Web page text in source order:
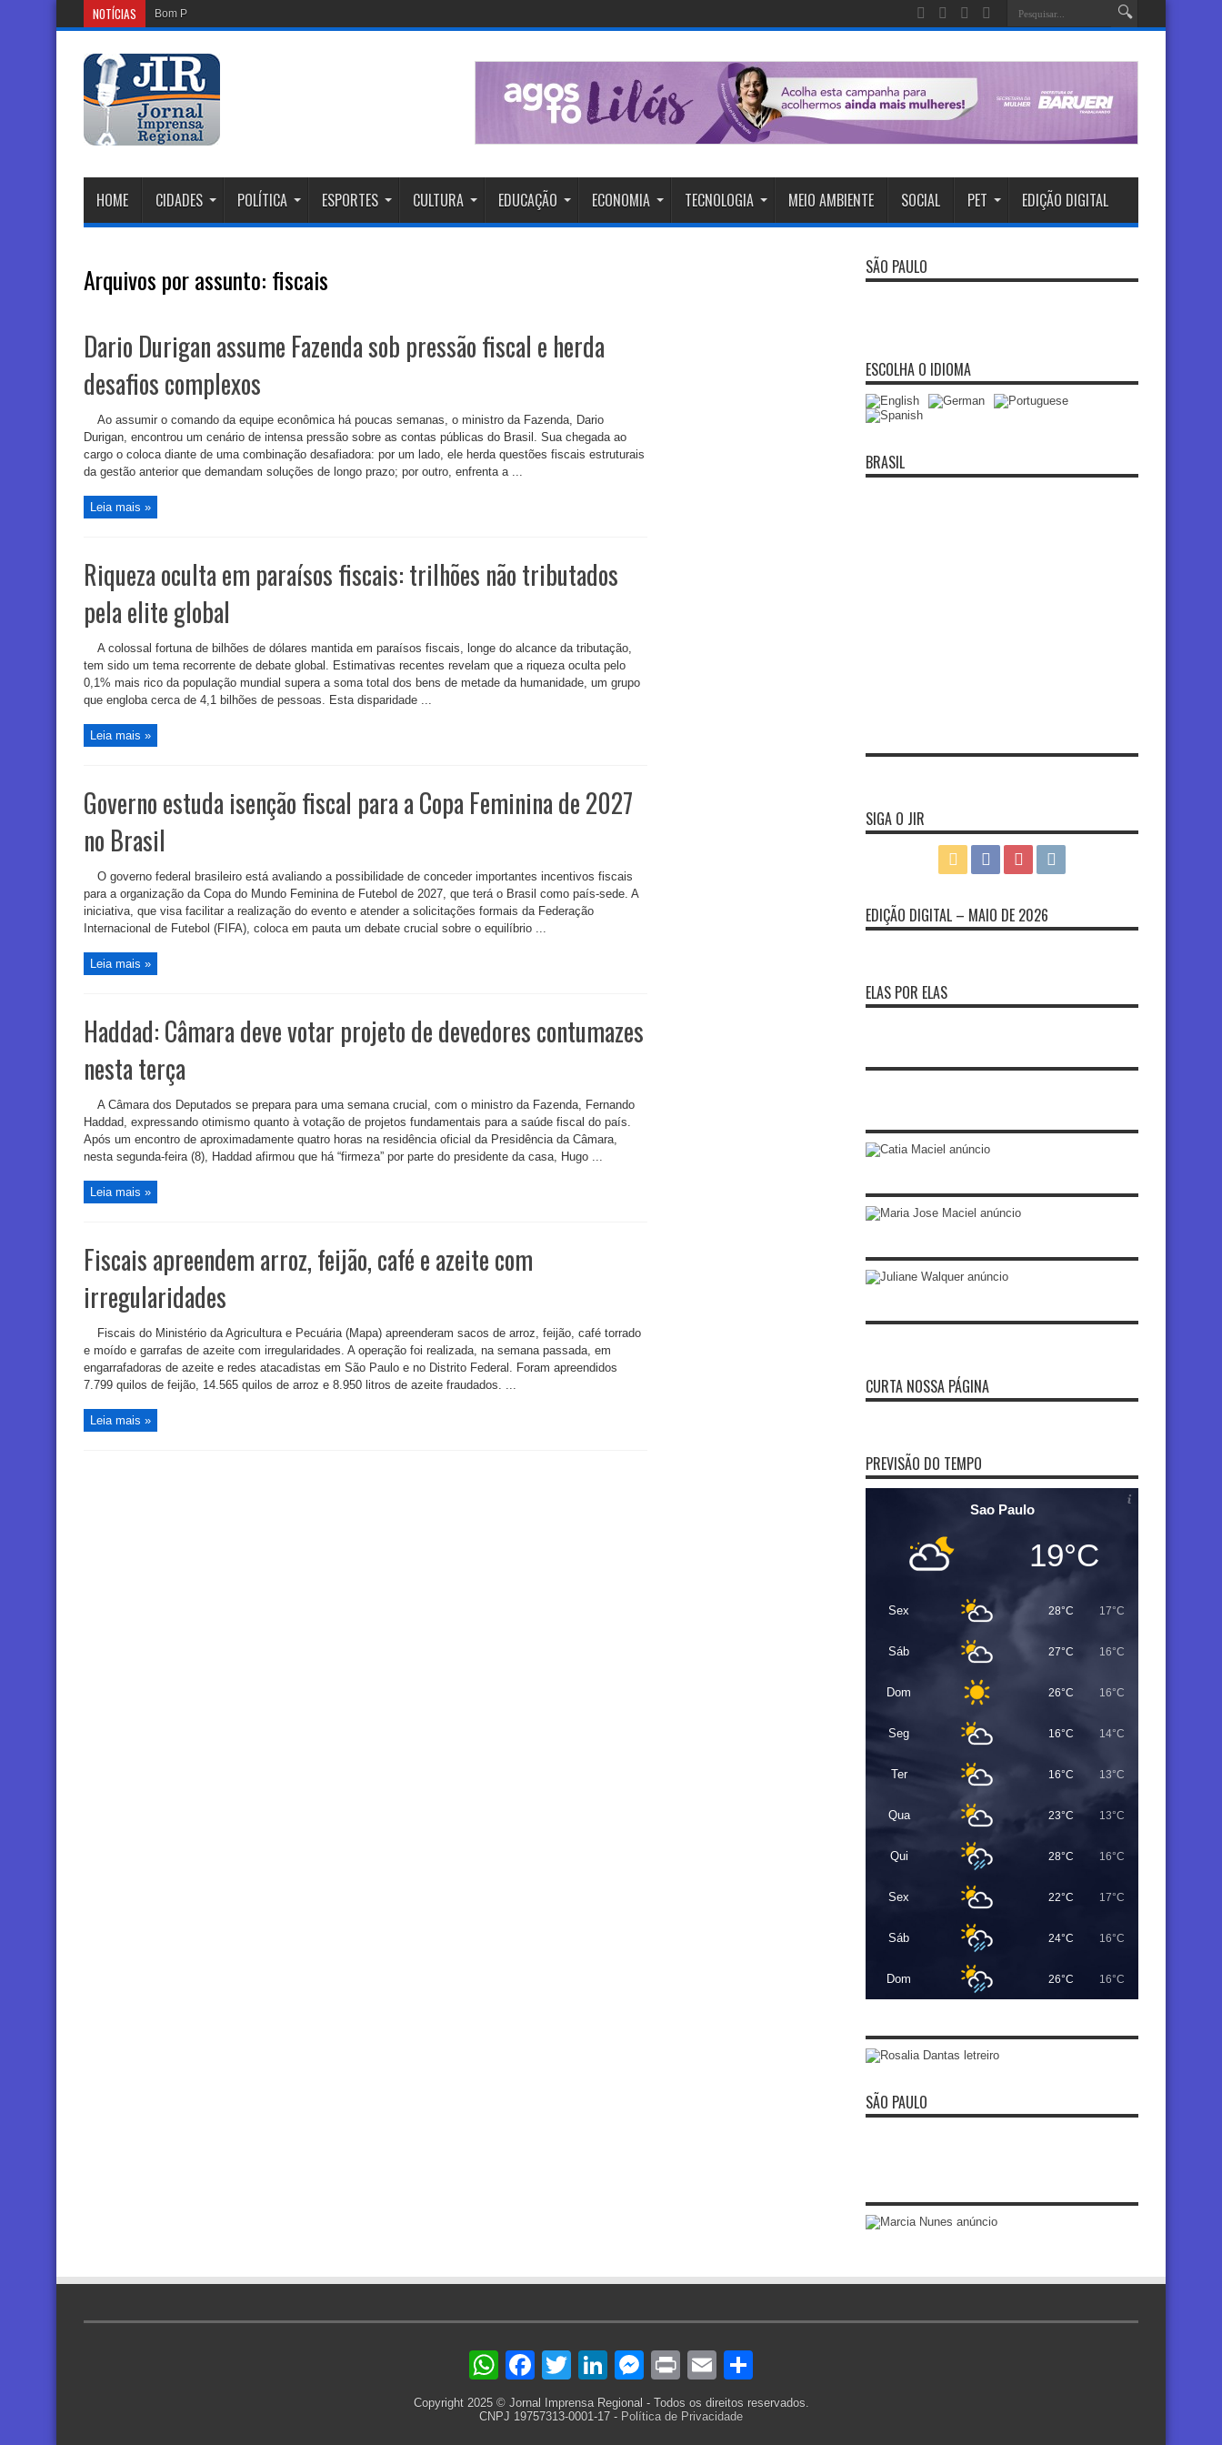
NOTÍCIAS Bom Prato celebra Dia dos
HOME CIDADES POLÍTICA ESPORTES CULTURA EDUCAÇÃO ECONOMIA TECNOLOGIA MEIO AMBIENTE SOCIAL PET EDIÇÃO DIGITAL
Arquivos por assunto: fiscais
Dario Durigan assume Fazenda sob pressão fiscal e herda
desafios complexos
Ao assumir o comando da equipe econômica há poucas semanas, o ministro da Fazenda, Dario
Durigan, encontrou um cenário de intensa pressão sobre as contas públicas do Brasil. Sua chegada ao
cargo o coloca diante de uma combinação desafiadora: por um lado, ele herda questões fiscais estruturais
da gestão anterior que demandam soluções de longo prazo; por outro, enfrenta a ...
Leia mais »
Riqueza oculta em paraísos fiscais: trilhões não tributados
pela elite global
A colossal fortuna de bilhões de dólares mantida em paraísos fiscais, longe do alcance da tributação,
tem sido um tema recorrente de debate global. Estimativas recentes revelam que a riqueza oculta pelo
0,1% mais rico da população mundial supera a soma total dos bens de metade da humanidade, um grupo
que engloba cerca de 4,1 bilhões de pessoas. Esta disparidade ...
Leia mais »
Governo estuda isenção fiscal para a Copa Feminina de 2027
no Brasil
O governo federal brasileiro está avaliando a possibilidade de conceder importantes incentivos fiscais
para a organização da Copa do Mundo Feminina de Futebol de 2027, que terá o Brasil como país-sede. A
iniciativa, que visa facilitar a realização do evento e atender a solicitações formais da Federação
Internacional de Futebol (FIFA), coloca em pauta um debate crucial sobre o equilíbrio ...
Leia mais »
Haddad: Câmara deve votar projeto de devedores contumazes
nesta terça
A Câmara dos Deputados se prepara para uma semana crucial, com o ministro da Fazenda, Fernando
Haddad, expressando otimismo quanto à votação de projetos fundamentais para a saúde fiscal do país.
Após um encontro de aproximadamente quatro horas na residência oficial da Presidência da Câmara,
nesta segunda-feira (8), Haddad afirmou que há “firmeza” por parte do presidente da casa, Hugo ...
Leia mais »
Fiscais apreendem arroz, feijão, café e azeite com
irregularidades
Fiscais do Ministério da Agricultura e Pecuária (Mapa) apreenderam sacos de arroz, feijão, café torrado
e moído e garrafas de azeite com irregularidades. A operação foi realizada, na semana passada, em
engarrafadoras de azeite e redes atacadistas em São Paulo e no Distrito Federal. Foram apreendidos
7.799 quilos de feijão, 14.565 quilos de arroz e 8.950 litros de azeite fraudados. ...
Leia mais »
SÃO PAULO
ESCOLHA O IDIOMA
BRASIL
SIGA O JIR
EDIÇÃO DIGITAL – MAIO DE 2026
ELAS POR ELAS
CURTA NOSSA PÁGINA
PREVISÃO DO TEMPO
Sao Paulo
19°C
Sex 28°C 17°C
Sáb 27°C 16°C
Dom 26°C 16°C
Seg 16°C 14°C
Ter 16°C 13°C
Qua 23°C 13°C
Qui 28°C 16°C
Sex 22°C 17°C
Sáb 24°C 16°C
Dom 26°C 16°C
SÃO PAULO
WhatsApp
Facebook
TwitterLinkedIn
Messenger
PrintEmail
Copyright 2025 © Jornal Imprensa Regional - Todos os direitos reservados.
CNPJ 19757313-0001-17 - Política de Privacidade